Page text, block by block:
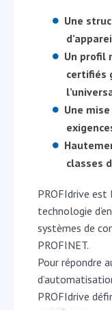
Une
Un profil
certifiés
Une
classes
PROFIdrive
technologie
systèmes de
PROFINET.
Pour répondre
PROFIdrive